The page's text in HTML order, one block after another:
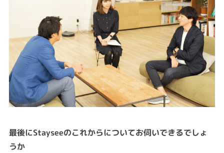
最後にStayseeのこれからについてお伺いできるでしょ
うか